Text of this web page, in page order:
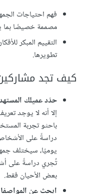
فهم احتياجات
مصممة خصيصًا بما
التقييم المبكر
تطويرها.
كيف تجد
حدّد عميلك
إلا أنه لا يوجد
باحثو تجربة
دراسةً على
يوميًا، سيختلف
تُجري دراسةً على
بعض الأحيان فقط.
ابحث عن